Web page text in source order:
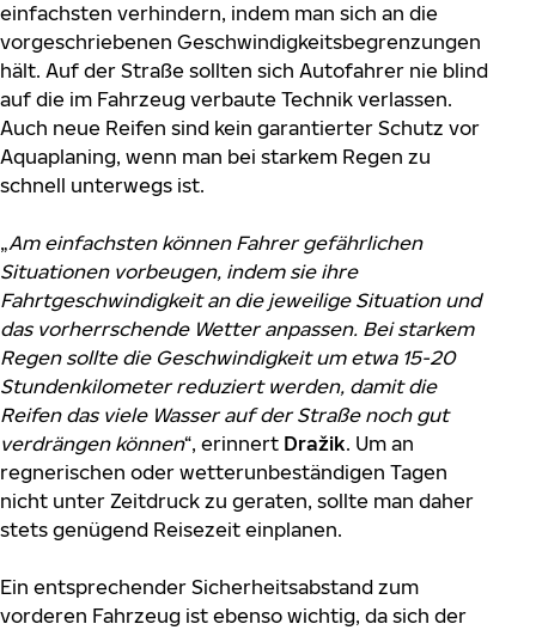
einfachsten verhindern, indem man sich an die
vorgeschriebenen Geschwindigkeitsbegrenzungen
hält. Auf der Straße sollten sich Autofahrer nie blind
auf die im Fahrzeug verbaute Technik verlassen.
Auch neue Reifen sind kein garantierter Schutz vor
Aquaplaning, wenn man bei starkem Regen zu
schnell unterwegs ist.
„Am einfachsten können Fahrer gefährlichen
Situationen vorbeugen, indem sie ihre
Fahrtgeschwindigkeit an die jeweilige Situation und
das vorherrschende Wetter anpassen. Bei starkem
Regen sollte die Geschwindigkeit um etwa 15-20
Stundenkilometer reduziert werden, damit die
Reifen das viele Wasser auf der Straße noch gut
verdrängen können“, erinnert Dražik. Um an
regnerischen oder wetterunbeständigen Tagen
nicht unter Zeitdruck zu geraten, sollte man daher
stets genügend Reisezeit einplanen.
Ein entsprechender Sicherheitsabstand zum
vorderen Fahrzeug ist ebenso wichtig, da sich der